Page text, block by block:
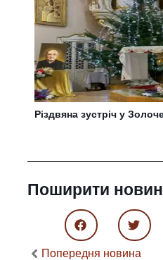
Різдвяна зустріч у
Поширити
Попередня новина